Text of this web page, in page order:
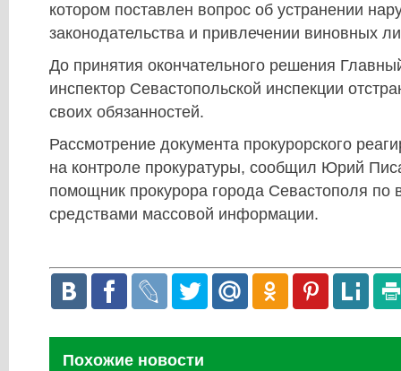
котором поставлен вопрос об устранении
законодательства и привлечении виновных
До принятия окончательного решения
инспектор Севастопольской инспекции
своих обязанностей.
Рассмотрение документа прокурорского
на контроле прокуратуры, сообщил Юрий
помощник прокурора города Севастополя по
средствами массовой информации.
Похожие новости